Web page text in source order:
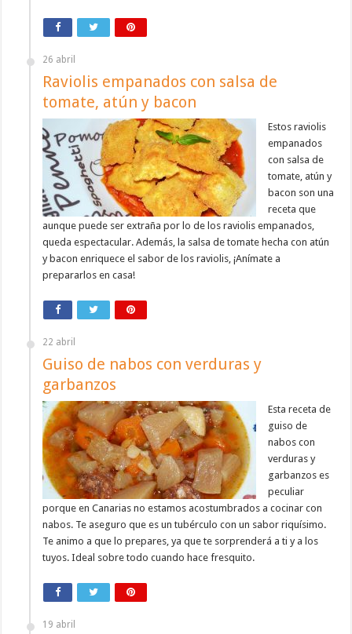
26 abril
Raviolis empanados con salsa de
tomate, atún y bacon
Estos raviolis
empanados
con salsa de
tomate, atún y
bacon son una
receta que
aunque puede ser extraña por lo de los raviolis empanados,
queda espectacular. Además, la salsa de tomate hecha con atún
y bacon enriquece el sabor de los raviolis, ¡Anímate a
prepararlos en casa!
22 abril
Guiso de nabos con verduras y
garbanzos
Esta receta de
guiso de
nabos con
verduras y
garbanzos es
peculiar
porque en Canarias no estamos acostumbrados a cocinar con
nabos. Te aseguro que es un tubérculo con un sabor riquísimo.
Te animo a que lo prepares, ya que te sorprenderá a ti y a los
tuyos. Ideal sobre todo cuando hace fresquito.
19 abril